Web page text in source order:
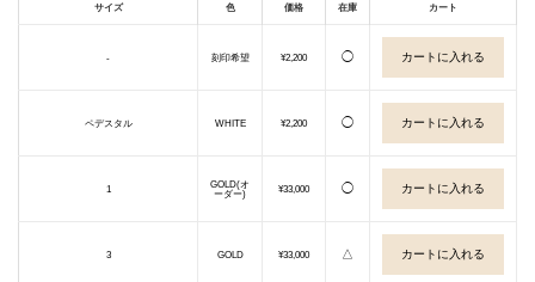
サイズ 色 価格 在庫 カート
- 刻印希望 ¥2,200 ◯
ペデスタル WHITE ¥2,200 ◯
1
GOLD(オ
ーダー)
¥33,000 ◯
3 GOLD ¥33,000 △